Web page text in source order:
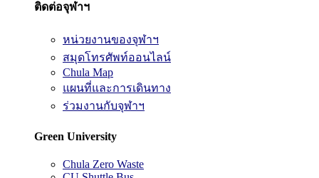
ติดต่อจุฬาฯ
หน่วยงานของจุฬาฯ
สมุดโทรศัพท์ออนไลน์
Chula Map
แผนที่และการเดินทาง
ร่วมงานกับจุฬาฯ
Green University
Chula Zero Waste